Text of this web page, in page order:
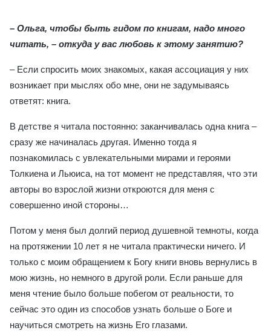
– Ольга, чтобы быть гидом по книгам, надо много
читать, – откуда у вас любовь к этому занятию?
– Если спросить моих знакомых, какая ассоциация у них
возникает при мыслях обо мне, они не задумываясь
ответят: книга.
В детстве я читала постоянно: заканчивалась одна книга –
сразу же начиналась другая. Именно тогда я
познакомилась с увлекательными мирами и героями
Толкиена и Льюиса, на тот момент не представляя, что эти
авторы во взрослой жизни откроются для меня с
совершенно иной стороны…
Потом у меня был долгий период душевной темноты, когда
на протяжении 10 лет я не читала практически ничего. И
только с моим обращением к Богу книги вновь вернулись в
мою жизнь, но немного в другой роли. Если раньше для
меня чтение было больше побегом от реальности, то
сейчас это один из способов узнать больше о Боге и
научиться смотреть на жизнь Его глазами.